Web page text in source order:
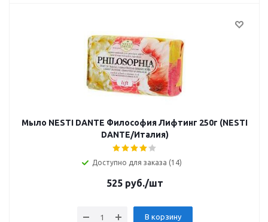
Мыло NESTI DANTE Философия Лифтинг 250г (NESTI
DANTE/Италия)
Доступно для заказа (14)
525руб./шт
В корзину